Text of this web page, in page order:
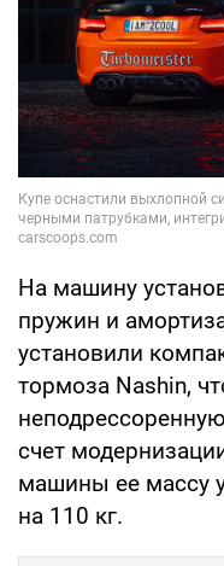
На машину
пружин и
установили
тормоза Nashin,
счет
машины ее массу
на 110 кг.